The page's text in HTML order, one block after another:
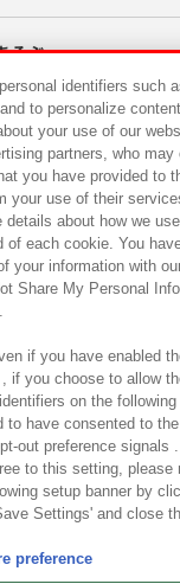
そぶ
ペーン
サステナビリティ サ
ー ウェブアクセシビリ
とともに
ト対応方針 よくあるご
©Bandai Namco Amusement Inc.
Namco Amusement Lab
identifiers such
to personalize
your use of our
partners, who may
you have provided to
your use of their
details about how we
of each cookie. You
your information with
Share My Personal
if you have enabled
if you choose to allow
on the following
to have consented to
out preference signals
to this setting, please
setup banner by
Settings' and close
preference